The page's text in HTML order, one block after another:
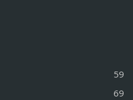
59
69